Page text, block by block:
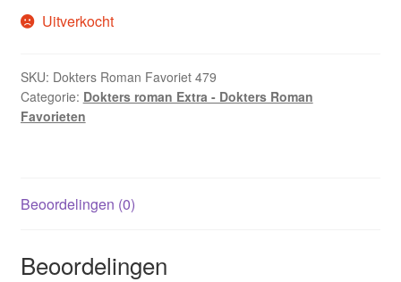
Uitverkocht
SKU: Dokters Roman Favoriet 479
Categorie: Dokters roman Extra - Dokters Roman
Favorieten
Beoordelingen (0)
Beoordelingen